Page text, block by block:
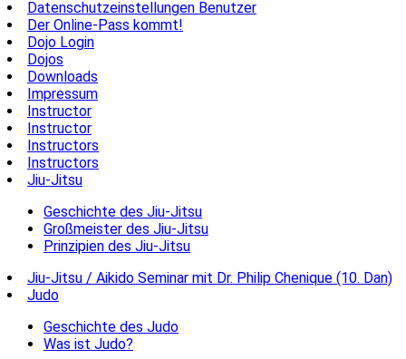
Datenschutzeinstellungen Benutzer
Der Online-Pass kommt!
Dojo Login
Dojos
Downloads
Impressum
Instructor
Instructor
Instructors
Instructors
Jiu-Jitsu
Geschichte des Jiu-Jitsu
Großmeister des Jiu-Jitsu
Prinzipien des Jiu-Jitsu
Jiu-Jitsu / Aikido Seminar mit Dr. Philip Chenique (10. Dan)
Judo
Geschichte des Judo
Was ist Judo?